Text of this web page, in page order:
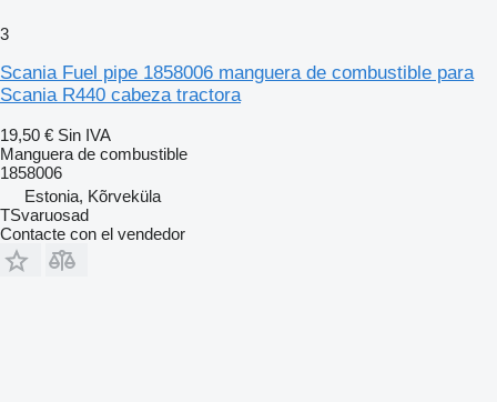
3
Scania Fuel pipe 1858006 manguera de combustible para
Scania R440 cabeza tractora
19,50 € Sin IVA
Manguera de combustible
1858006
Estonia, Kõrveküla
TSvaruosad
Contacte con el vendedor